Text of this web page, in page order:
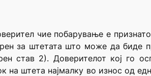
чие побарување е
за штетата што може да биде
став 2). Доверителот кој го
на штета најмалку во износ од